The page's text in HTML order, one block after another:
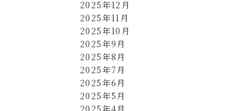
2025年12月
2025年11月
2025年10月
2025年9月
2025年8月
2025年7月
2025年6月
2025年5月